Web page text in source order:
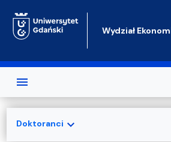
Wydział
Doktoranci expand_more